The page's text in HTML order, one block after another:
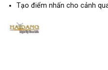
Tạo điểm nhấn cho cảnh